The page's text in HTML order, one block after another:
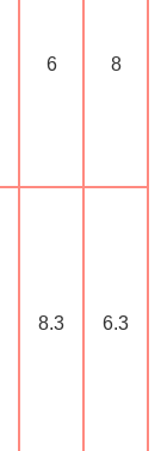
6 8
8.3 6.3